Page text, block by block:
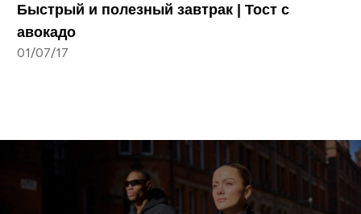
Быстрый и полезный завтрак | Тост с
авокадо
01/07/17